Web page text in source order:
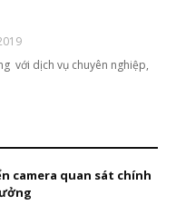
với dịch vụ chuyên nghiệp,
camera quan sát chính